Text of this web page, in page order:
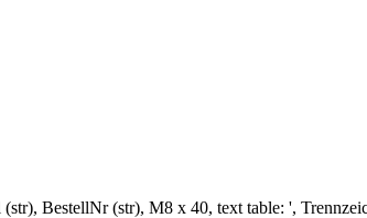
BestellNr (str), M8 x 40, text table: ',